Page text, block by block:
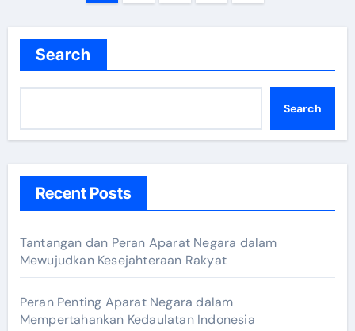
Search
Search
Recent Posts
Tantangan dan Peran Aparat Negara dalam
Mewujudkan Kesejahteraan Rakyat
Peran Penting Aparat Negara dalam
Mempertahankan Kedaulatan Indonesia